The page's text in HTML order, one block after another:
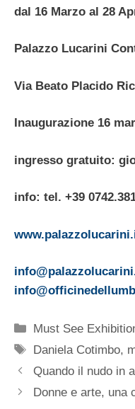
dal 16 Marzo al 28
Palazzo Lucarini
Via Beato Placido
Inaugurazione 16
ingresso gratuito:
info: tel. +39
Categorie
Must See
Tag
Daniela Cotimbo,
Quando il nudo in
Donne e arte, una